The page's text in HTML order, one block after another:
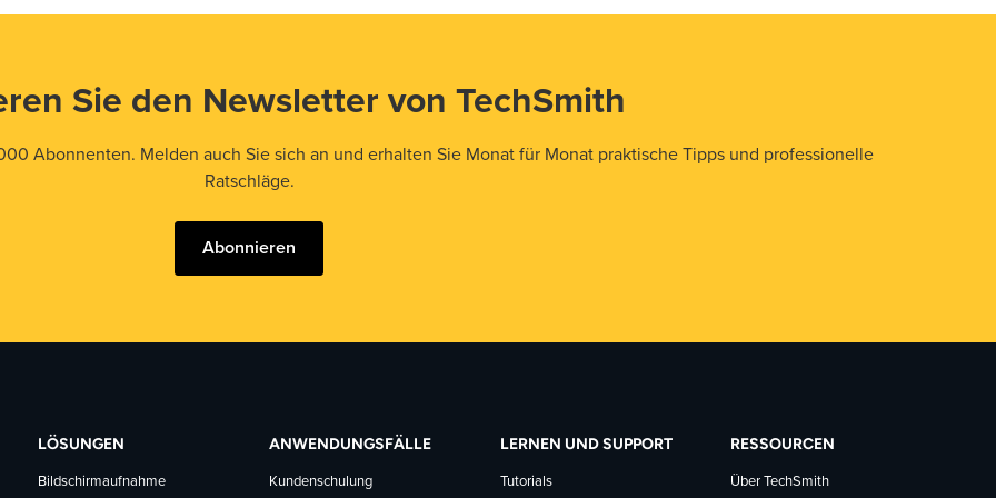
Sie den Newsletter von TechSmith
Abonnenten. Melden auch Sie sich an und erhalten Sie Monat für Monat praktische Tipps und professionelle
Ratschläge.
Abonnieren
LÖSUNGEN
Bildschirmaufnahme
ANWENDUNGSFÄLLE
Kundenschulung
LERNEN UND SUPPORT
Tutorials
RESSOURCEN
Über TechSmith